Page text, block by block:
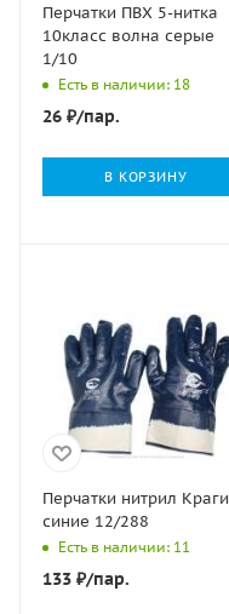
Перчатки ПВХ 5-нитка
10класс волна серые
1/10
Есть в наличии: 18
26 ₽/пар.
В КОРЗИНУ
Перчатки нитрил Краги
синие 12/288
Есть в наличии: 11
133 ₽/пар.